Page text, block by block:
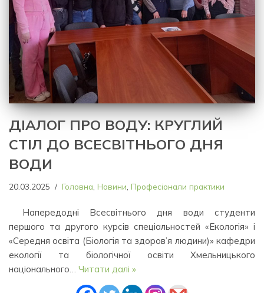
ДІАЛОГ ПРО ВОДУ: КРУГЛИЙ
СТІЛ ДО ВСЕСВІТНЬОГО ДНЯ
ВОДИ
20.03.2025 Головна Новини Професіонали практики
Напередодні Всесвітнього дня води студенти
першого та другого курсів спеціальностей «Екологія» і
«Середня освіта (Біологія та здоров’я людини)» кафедри
екології та біологічної освіти Хмельницького
національного… Читати далі »